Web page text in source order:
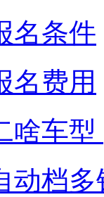
名条件
名费用
车型
动档多